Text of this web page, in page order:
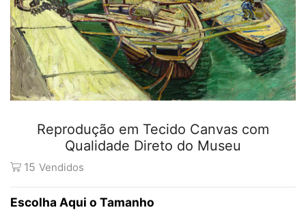
Reprodução em Tecido Canvas com
Qualidade Direto do Museu
15 Vendidos
Tamanho